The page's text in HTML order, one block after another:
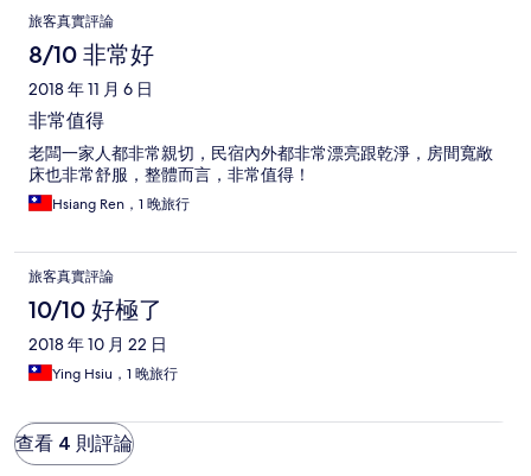
旅客真實評論
8/10 非常好
2018 年 11 月 6 日
非常值得
老闆一家人都非常親切，民宿內外都非常漂亮跟乾淨，房間寬敞
床也非常舒服，整體而言，非常值得！
Hsiang Ren，1 晚旅行
旅客真實評論
10/10 好極了
2018 年 10 月 22 日
Ying Hsiu，1 晚旅行
查看 4 則評論